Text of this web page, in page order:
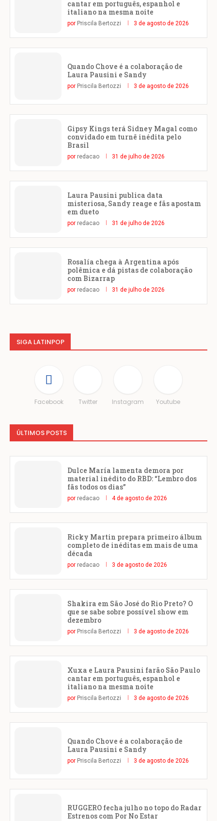
cantar em português, espanhol e
italiano na mesma noite
por Priscila Bertozzi 3 de agosto de 2026
Quando Chove é a colaboração de
Laura Pausini e Sandy
por Priscila Bertozzi 3 de agosto de 2026
Gipsy Kings terá Sidney Magal como
convidado em turnê inédita pelo
Brasil
por redacao 31 de julho de 2026
Laura Pausini publica data
misteriosa, Sandy reage e fãs apostam
em dueto
por redacao 31 de julho de 2026
Rosalía chega à Argentina após
polêmica e dá pistas de colaboração
com Bizarrap
por redacao 31 de julho de 2026
SIGA LATINPOP
Facebook Twitter Instagram Youtube
ÚLTIMOS POSTS
Dulce María lamenta demora por
material inédito do RBD: “Lembro dos
fãs todos os dias”
por redacao 4 de agosto de 2026
Ricky Martin prepara primeiro álbum
completo de inéditas em mais de uma
década
por redacao 3 de agosto de 2026
Shakira em São José do Rio Preto? O
que se sabe sobre possível show em
dezembro
por Priscila Bertozzi 3 de agosto de 2026
Xuxa e Laura Pausini farão São Paulo
cantar em português, espanhol e
italiano na mesma noite
por Priscila Bertozzi 3 de agosto de 2026
Quando Chove é a colaboração de
Laura Pausini e Sandy
por Priscila Bertozzi 3 de agosto de 2026
RUGGERO fecha julho no topo do Radar
Estrenos com Por No Estar